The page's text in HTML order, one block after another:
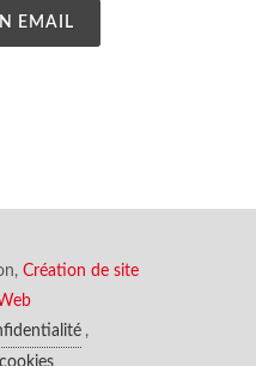
EMAIL
Création de site
,